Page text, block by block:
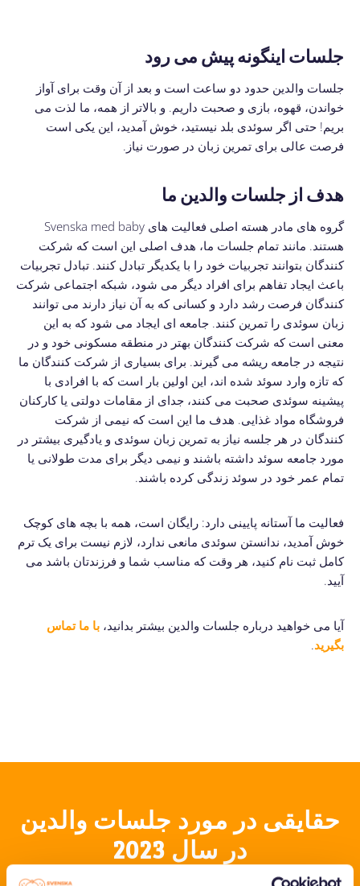
جلسات اینگونه پیش می رود
جلسات والدین حدود دو ساعت است و بعد از آن وقت برای آواز
خواندن، قهوه، بازی و صحبت داریم. و بالاتر از همه، ما لذت می
بریم! حتی اگر سوئدی بلد نیستید، خوش آمدید، این یکی است
فرصت عالی برای تمرین زبان در صورت نیاز.
هدف از جلسات والدین ما
گروه های مادر هسته اصلی فعالیت های Svenska med baby
هستند. مانند تمام جلسات ما، هدف اصلی این است که شرکت
کنندگان بتوانند تجربیات خود را با یکدیگر تبادل کنند. تبادل تجربیات
باعث ایجاد تفاهم برای افراد دیگر می شود، شبکه اجتماعی شرکت
کنندگان فرصت رشد دارد و کسانی که به آن نیاز دارند می توانند
زبان سوئدی را تمرین کنند. جامعه ای ایجاد می شود که به این
معنی است که شرکت کنندگان بهتر در منطقه مسکونی خود و در
نتیجه در جامعه ریشه می گیرند. برای بسیاری از شرکت کنندگان ما
که تازه وارد سوئد شده اند، این اولین بار است که با افرادی با
پیشینه سوئدی صحبت می کنند، جدای از مقامات دولتی یا کارکنان
فروشگاه مواد غذایی. هدف ما این است که نیمی از شرکت
کنندگان در هر جلسه نیاز به تمرین زبان سوئدی و یادگیری بیشتر در
مورد جامعه سوئد داشته باشند و نیمی دیگر برای مدت طولانی یا
تمام عمر خود در سوئد زندگی کرده باشند.
فعالیت ما آستانه پایینی دارد: رایگان است، همه با بچه های کوچک
خوش آمدید، ندانستن سوئدی مانعی ندارد، لازم نیست برای یک ترم
کامل ثبت نام کنید، هر وقت که مناسب شما و فرزندتان باشد می
آیید.
آیا می خواهید درباره جلسات والدین بیشتر بدانید، با ما تماس
بگیرید.
حقایقی در مورد جلسات والدین
در سال 2023